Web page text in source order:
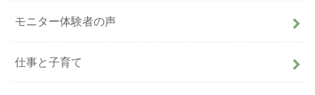
モニター体験者の声
仕事と子育て